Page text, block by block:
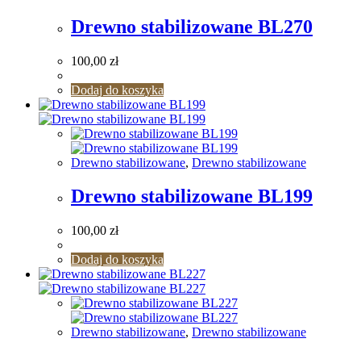
Drewno stabilizowane BL270
100,00 zł
Dodaj do koszyka
Drewno stabilizowane, Drewno stabilizowane
Drewno stabilizowane BL199
100,00 zł
Dodaj do koszyka
Drewno stabilizowane, Drewno stabilizowane